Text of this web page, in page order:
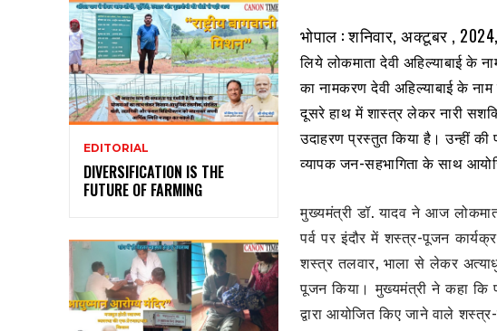
EDITORIAL
DIVERSIFICATION IS THE
FUTURE OF FARMING
भोपाल : शनिवार, अक्टूबर ,
लिये लोकमाता देवी अहिल्याबाई के
का नामकरण देवी अहिल्याबाई के
दूसरे हाथ में शास्त्र लेकर नारी
उदाहरण प्रस्तुत किया है। उन्हीं
व्यापक जन-सहभागिता के साथ
मुख्यमंत्री डॉ. यादव ने आज
पर्व पर इंदौर में शस्त्र-पूजन
शस्त्र तलवार, भाला से लेकर
पूजन किया। मुख्यमंत्री ने कहा कि
द्वारा आयोजित किए जाने वाले